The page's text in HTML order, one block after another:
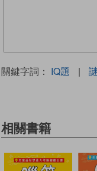
關鍵字詞： IQ題 |
相關書籍